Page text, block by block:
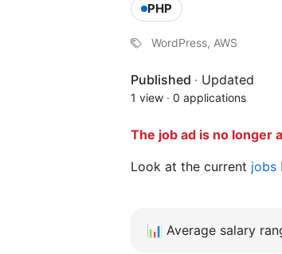
PHP
WordPress, AWS
Published · Updated
1 view · 0 applications
The job ad is no longer
Look at the current jobs
📊 Average salary